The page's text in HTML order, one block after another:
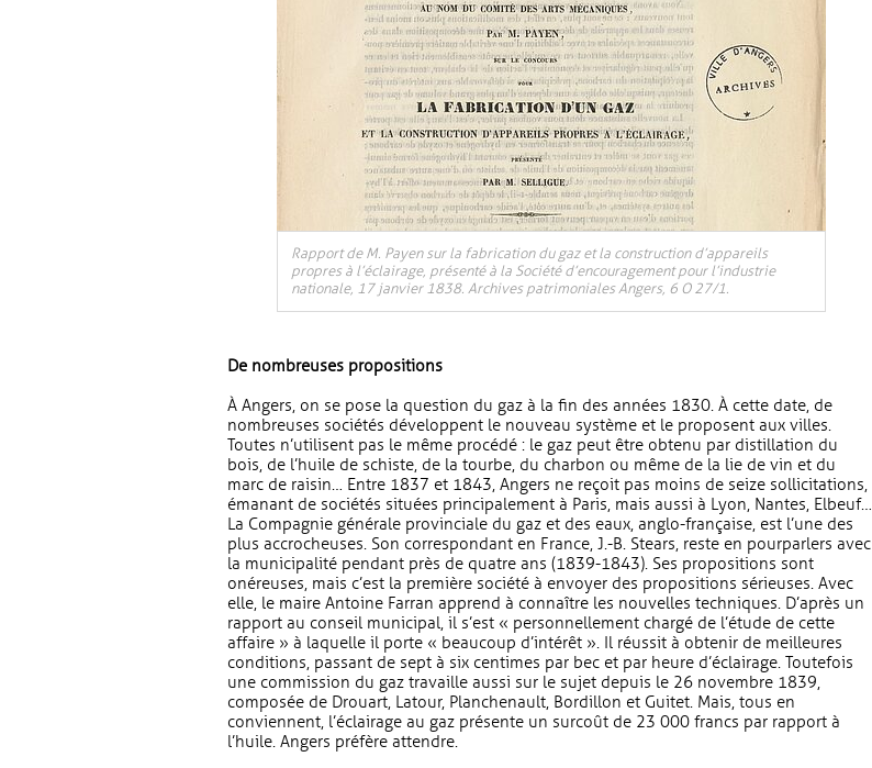
Rapport de M. Payen sur la fabrication du gaz et la construction d’appareils
propres à l’éclairage, présenté à la Société d’encouragement pour l’industrie
nationale, 17 janvier 1838. Archives patrimoniales Angers, 6 O 27/1.
De nombreuses propositions
À Angers, on se pose la question du gaz à la fin des années 1830. À cette date, de
nombreuses sociétés développent le nouveau système et le proposent aux villes.
Toutes n’utilisent pas le même procédé : le gaz peut être obtenu par distillation du
bois, de l’huile de schiste, de la tourbe, du charbon ou même de la lie de vin et du
marc de raisin… Entre 1837 et 1843, Angers ne reçoit pas moins de seize sollicitations,
émanant de sociétés situées principalement à Paris, mais aussi à Lyon, Nantes, Elbeuf…
La Compagnie générale provinciale du gaz et des eaux, anglo-française, est l’une des
plus accrocheuses. Son correspondant en France, J.-B. Stears, reste en pourparlers avec
la municipalité pendant près de quatre ans (1839-1843). Ses propositions sont
onéreuses, mais c’est la première société à envoyer des propositions sérieuses. Avec
elle, le maire Antoine Farran apprend à connaître les nouvelles techniques. D’après un
rapport au conseil municipal, il s’est « personnellement chargé de l’étude de cette
affaire » à laquelle il porte « beaucoup d’intérêt ». Il réussit à obtenir de meilleures
conditions, passant de sept à six centimes par bec et par heure d’éclairage. Toutefois
une commission du gaz travaille aussi sur le sujet depuis le 26 novembre 1839,
composée de Drouart, Latour, Planchenault, Bordillon et Guitet. Mais, tous en
conviennent, l’éclairage au gaz présente un surcoût de 23 000 francs par rapport à
l’huile. Angers préfère attendre.